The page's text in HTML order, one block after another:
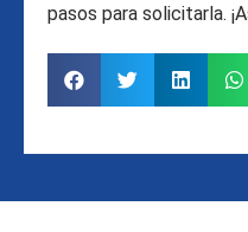
pasos para solicitarla.